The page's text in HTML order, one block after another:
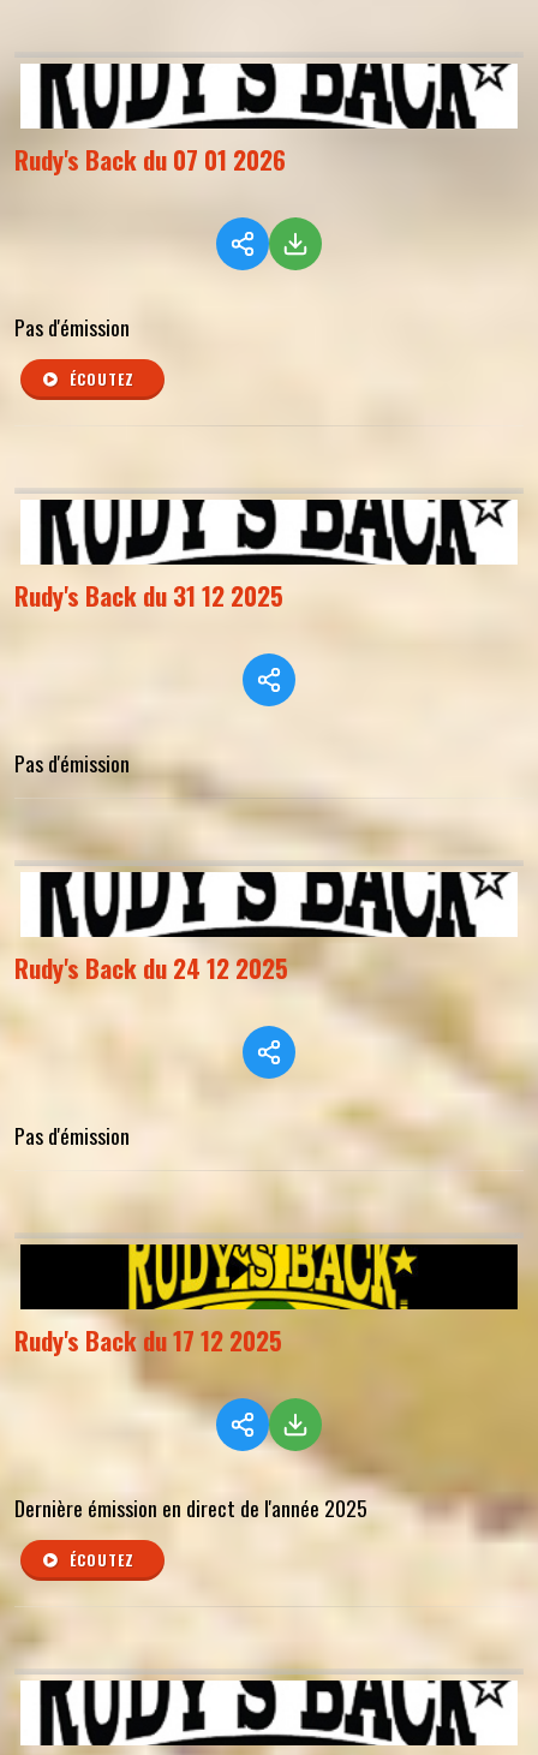
Rudy's Back du 07 01 2026
Pas d'émission
ÉCOUTEZ
Rudy's Back du 31 12 2025
Pas d'émission
Rudy's Back du 24 12 2025
Pas d'émission
Rudy's Back du 17 12 2025
Dernière émission en direct de l'année 2025
ÉCOUTEZ